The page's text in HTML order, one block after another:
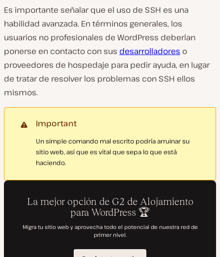
Es importante señalar que el uso de SSH es una
habilidad avanzada. En términos generales, los
usuarios no profesionales de WordPress deberían
ponerse en contacto con sus desarrolladores o
proveedores de hospedaje para pedir ayuda, en lugar
de tratar de resolver los problemas con SSH ellos
mismos.
Important
Un simple comando mal escrito podría arruinar su
sitio web, así que es vital que sepa lo que está
haciendo.